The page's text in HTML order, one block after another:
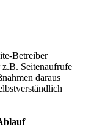
Betreiber
Seitenaufrufe
daraus